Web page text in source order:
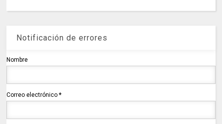
Notificación de errores
Nombre
Correo electrónico*